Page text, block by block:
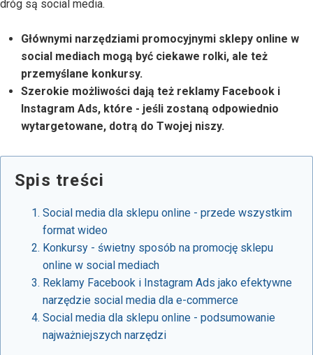
dróg są social media.
Głównymi narzędziami promocyjnymi sklepy online w
social mediach mogą być ciekawe rolki, ale też
przemyślane konkursy.
Szerokie możliwości dają też reklamy Facebook i
Instagram Ads, które - jeśli zostaną odpowiednio
wytargetowane, dotrą do Twojej niszy.
Spis treści
Social media dla sklepu online - przede wszystkim
format wideo
Konkursy - świetny sposób na promocję sklepu
online w social mediach
Reklamy Facebook i Instagram Ads jako efektywne
narzędzie social media dla e-commerce
Social media dla sklepu online - podsumowanie
najważniejszych narzędzi